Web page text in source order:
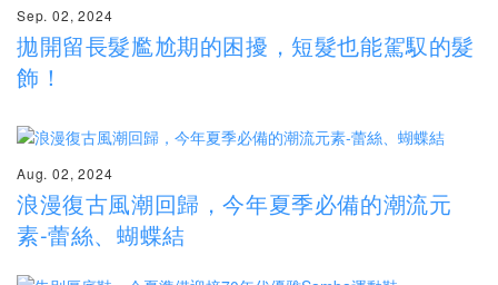
Sep. 02, 2024
拋開留長髮尷尬期的困擾，短髮也能駕馭的髮
飾！
Aug. 02, 2024
浪漫復古風潮回歸，今年夏季必備的潮流元
素-蕾絲、蝴蝶結